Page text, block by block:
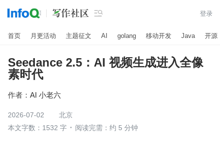
 登录
首页 月更活动 主题征文 AI golang 移动开发 Java 开源
Seedance 2.5：AI 视频生成进入全像
素时代
作者： AI 小老六
2026-07-02
北京
本文字数：1532 字
阅读完需：约 5 分钟